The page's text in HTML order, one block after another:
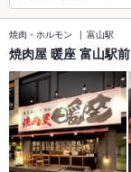
焼肉・ホルモン 富山駅
焼肉屋 暖座 富山駅前